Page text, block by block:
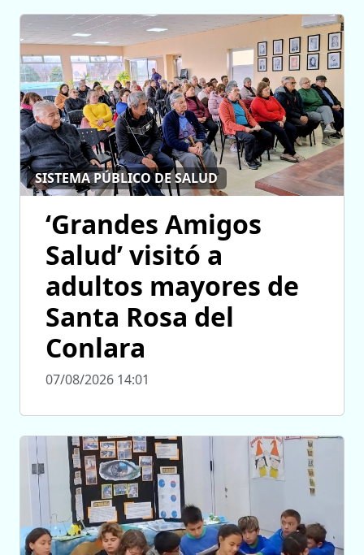
SISTEMA PÚBLICO DE SALUD
‘Grandes Amigos
Salud’ visitó a
adultos mayores de
Santa Rosa del
Conlara
07/08/2026 14:01